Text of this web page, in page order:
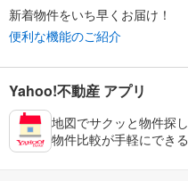
新着物件をいち早くお届け！
便利な機能のご紹介
Yahoo!不動産 アプリ
地図でサクッと物件探し
物件比較が手軽にできる